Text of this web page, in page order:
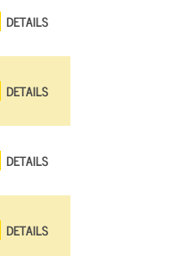
DETAILS
DETAILS
DETAILS
DETAILS